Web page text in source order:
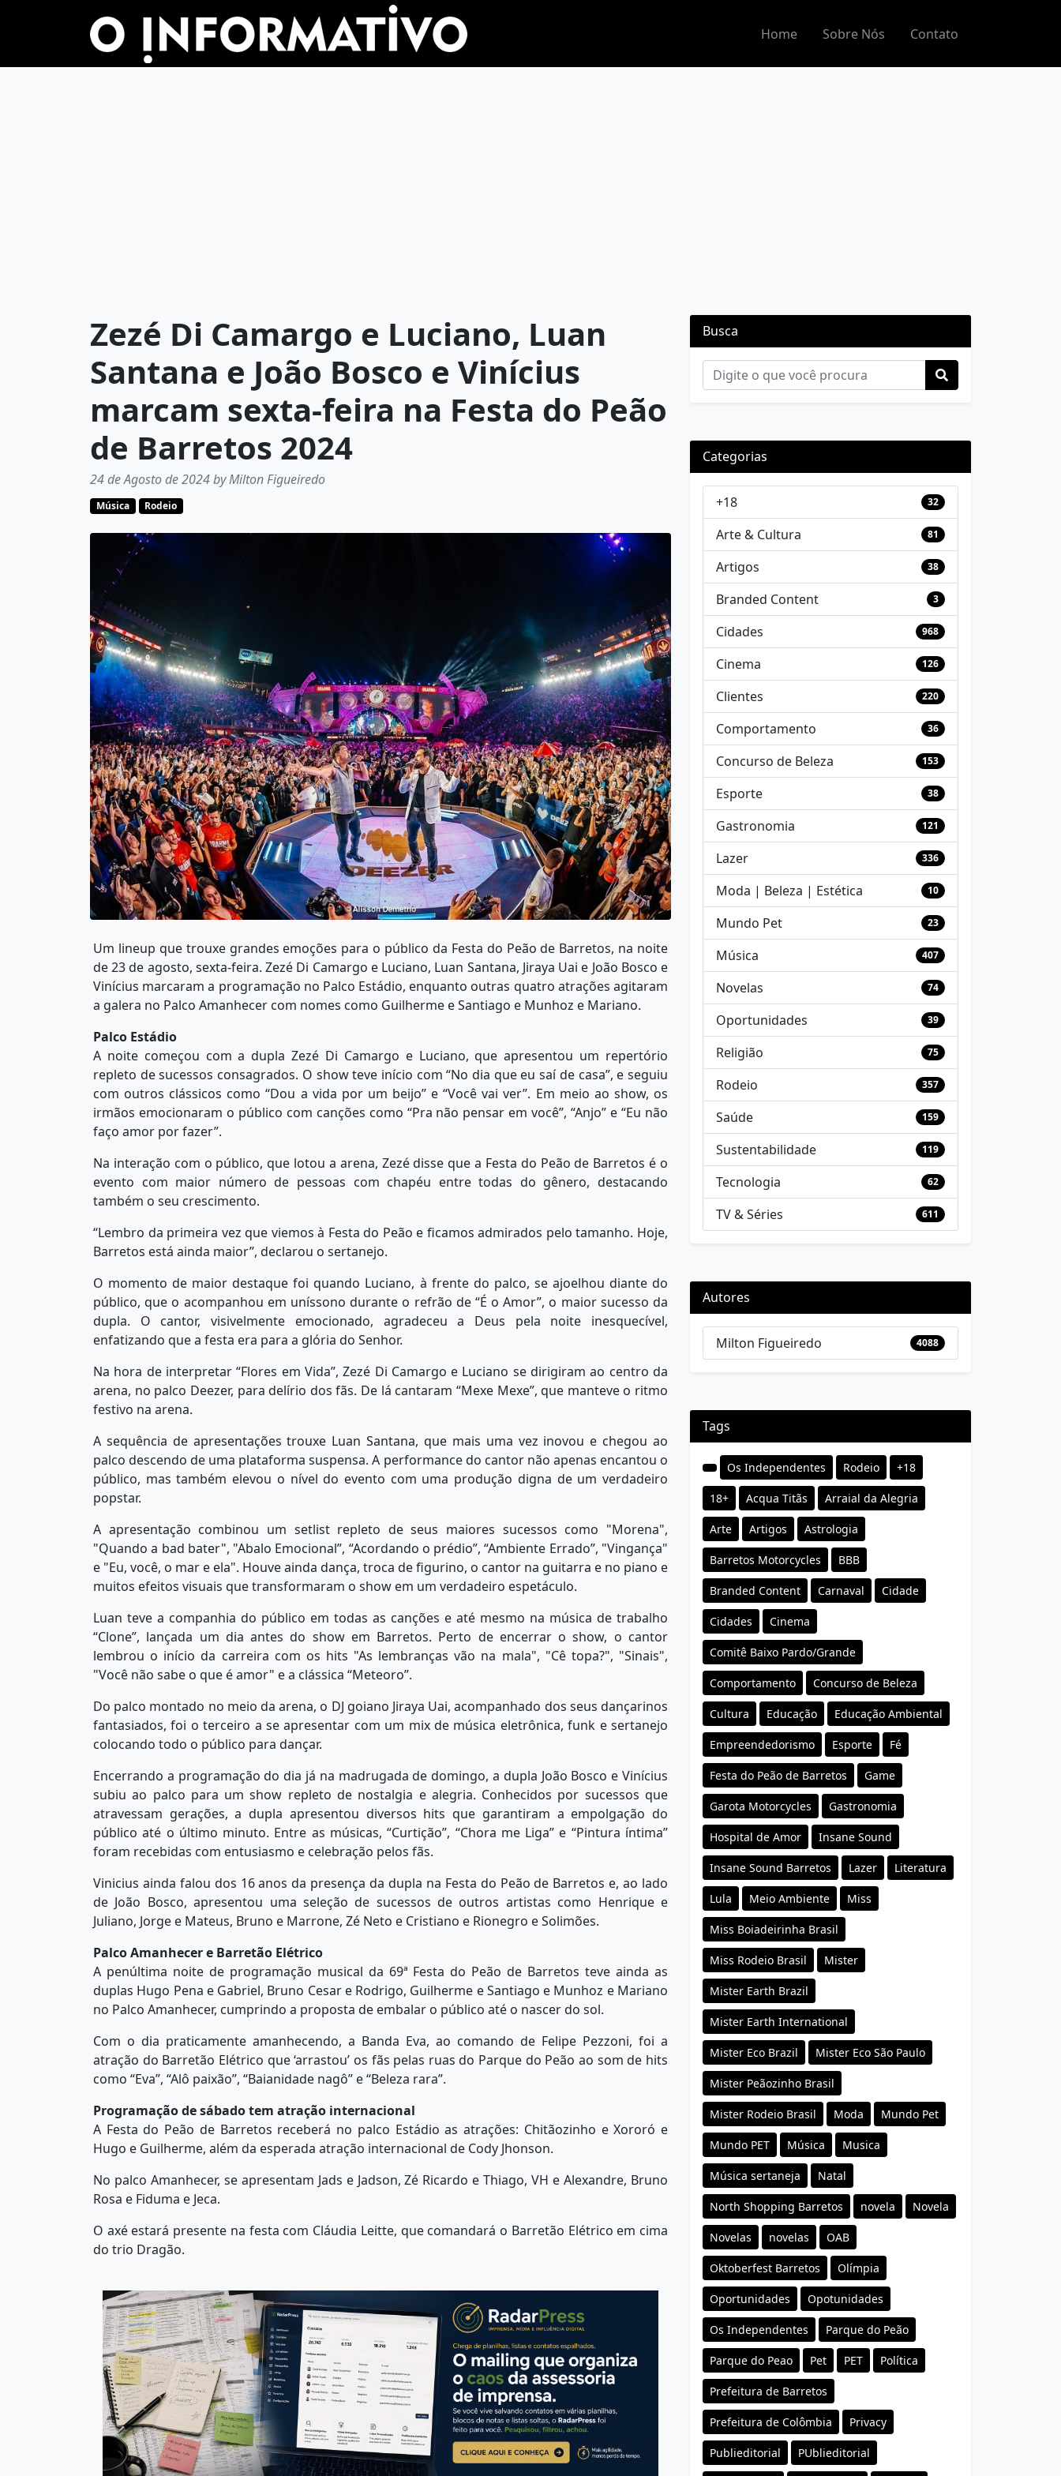
Home Sobre Nós Contato
Zezé Di Camargo e Luciano, Luan
Santana e João Bosco e Vinícius
marcam sexta-feira na Festa do Peão
de Barretos 2024
24 de Agosto de 2024 by Milton Figueiredo
Música Rodeio
Um lineup que trouxe grandes emoções para o público da Festa do Peão de Barretos, na noite
de 23 de agosto, sexta-feira. Zezé Di Camargo e Luciano, Luan Santana, Jiraya Uai e João Bosco e
Vinícius marcaram a programação no Palco Estádio, enquanto outras quatro atrações agitaram
a galera no Palco Amanhecer com nomes como Guilherme e Santiago e Munhoz e Mariano.
Palco Estádio
A noite começou com a dupla Zezé Di Camargo e Luciano, que apresentou um repertório
repleto de sucessos consagrados. O show teve início com “No dia que eu saí de casa”, e seguiu
com outros clássicos como “Dou a vida por um beijo” e “Você vai ver”. Em meio ao show, os
irmãos emocionaram o público com canções como “Pra não pensar em você”, “Anjo” e “Eu não
faço amor por fazer”.
Na interação com o público, que lotou a arena, Zezé disse que a Festa do Peão de Barretos é o
evento com maior número de pessoas com chapéu entre todas do gênero, destacando
também o seu crescimento.
“Lembro da primeira vez que viemos à Festa do Peão e ficamos admirados pelo tamanho. Hoje,
Barretos está ainda maior”, declarou o sertanejo.
O momento de maior destaque foi quando Luciano, à frente do palco, se ajoelhou diante do
público, que o acompanhou em uníssono durante o refrão de “É o Amor”, o maior sucesso da
dupla. O cantor, visivelmente emocionado, agradeceu a Deus pela noite inesquecível,
enfatizando que a festa era para a glória do Senhor.
Na hora de interpretar “Flores em Vida”, Zezé Di Camargo e Luciano se dirigiram ao centro da
arena, no palco Deezer, para delírio dos fãs. De lá cantaram “Mexe Mexe”, que manteve o ritmo
festivo na arena.
A sequência de apresentações trouxe Luan Santana, que mais uma vez inovou e chegou ao
palco descendo de uma plataforma suspensa. A performance do cantor não apenas encantou o
público, mas também elevou o nível do evento com uma produção digna de um verdadeiro
popstar.
A apresentação combinou um setlist repleto de seus maiores sucessos como "Morena",
"Quando a bad bater", "Abalo Emocional”, “Acordando o prédio”, “Ambiente Errado”, "Vingança"
e "Eu, você, o mar e ela". Houve ainda dança, troca de figurino, o cantor na guitarra e no piano e
muitos efeitos visuais que transformaram o show em um verdadeiro espetáculo.
Luan teve a companhia do público em todas as canções e até mesmo na música de trabalho
“Clone”, lançada um dia antes do show em Barretos. Perto de encerrar o show, o cantor
lembrou o início da carreira com os hits "As lembranças vão na mala", "Cê topa?", "Sinais",
"Você não sabe o que é amor" e a clássica “Meteoro”.
Do palco montado no meio da arena, o DJ goiano Jiraya Uai, acompanhado dos seus dançarinos
fantasiados, foi o terceiro a se apresentar com um mix de música eletrônica, funk e sertanejo
colocando todo o público para dançar.
Encerrando a programação do dia já na madrugada de domingo, a dupla João Bosco e Vinícius
subiu ao palco para um show repleto de nostalgia e alegria. Conhecidos por sucessos que
atravessam gerações, a dupla apresentou diversos hits que garantiram a empolgação do
público até o último minuto. Entre as músicas, “Curtição”, “Chora me Liga” e “Pintura íntima”
foram recebidas com entusiasmo e celebração pelos fãs.
Vinicius ainda falou dos 16 anos da presença da dupla na Festa do Peão de Barretos e, ao lado
de João Bosco, apresentou uma seleção de sucessos de outros artistas como Henrique e
Juliano, Jorge e Mateus, Bruno e Marrone, Zé Neto e Cristiano e Rionegro e Solimões.
Palco Amanhecer e Barretão Elétrico
A penúltima noite de programação musical da 69ª Festa do Peão de Barretos teve ainda as
duplas Hugo Pena e Gabriel, Bruno Cesar e Rodrigo, Guilherme e Santiago e Munhoz e Mariano
no Palco Amanhecer, cumprindo a proposta de embalar o público até o nascer do sol.
Com o dia praticamente amanhecendo, a Banda Eva, ao comando de Felipe Pezzoni, foi a
atração do Barretão Elétrico que ‘arrastou’ os fãs pelas ruas do Parque do Peão ao som de hits
como “Eva”, “Alô paixão”, “Baianidade nagô” e “Beleza rara”.
Programação de sábado tem atração internacional
A Festa do Peão de Barretos receberá no palco Estádio as atrações: Chitãozinho e Xororó e
Hugo e Guilherme, além da esperada atração internacional de Cody Jhonson.
No palco Amanhecer, se apresentam Jads e Jadson, Zé Ricardo e Thiago, VH e Alexandre, Bruno
Rosa e Fiduma e Jeca.
O axé estará presente na festa com Cláudia Leitte, que comandará o Barretão Elétrico em cima
do trio Dragão.
Busca
Categorias
+18 32
Arte & Cultura 81
Artigos 38
Branded Content 3
Cidades 968
Cinema 126
Clientes 220
Comportamento 36
Concurso de Beleza 153
Esporte 38
Gastronomia 121
Lazer 336
Moda | Beleza | Estética 10
Mundo Pet 23
Música 407
Novelas 74
Oportunidades 39
Religião 75
Rodeio 357
Saúde 159
Sustentabilidade 119
Tecnologia 62
TV & Séries 611
Autores
Milton Figueiredo 4088
Tags
Os Independentes Rodeio +18
18+ Acqua Titãs Arraial da Alegria
Arte Artigos Astrologia
Barretos Motorcycles BBB
Branded Content Carnaval Cidade
Cidades Cinema
Comitê Baixo Pardo/Grande
Comportamento Concurso de Beleza
Cultura Educação Educação Ambiental
Empreendedorismo Esporte Fé
Festa do Peão de Barretos Game
Garota Motorcycles Gastronomia
Hospital de Amor Insane Sound
Insane Sound Barretos Lazer Literatura
Lula Meio Ambiente Miss
Miss Boiadeirinha Brasil
Miss Rodeio Brasil Mister
Mister Earth Brazil
Mister Earth International
Mister Eco Brazil Mister Eco São Paulo
Mister Peãozinho Brasil
Mister Rodeio Brasil Moda Mundo Pet
Mundo PET Música Musica
Música sertaneja Natal
North Shopping Barretos novela Novela
Novelas novelas OAB
Oktoberfest Barretos Olímpia
Oportunidades Opotunidades
Os Independentes Parque do Peão
Parque do Peao Pet PET Política
Prefeitura de Barretos
Prefeitura de Colômbia Privacy
Publieditorial PUblieditorial